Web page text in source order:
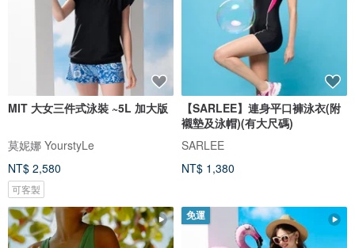
MIT 大女三件式泳裝 ~5L 加大版
莫妮娜 YourstyLe
NT$ 2,580
可客製
【SARLEE】連身平口褲泳衣(附
襯墊及泳帽)(有大尺碼)
SARLEE
NT$ 1,380
免運